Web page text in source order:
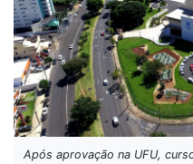
Após aprovação na UFU,